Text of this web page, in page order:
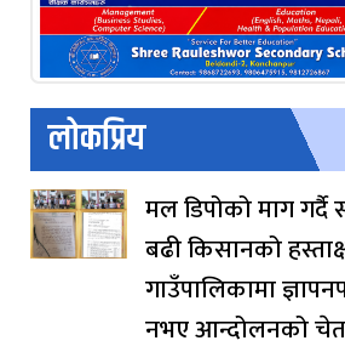
लोकप्रिय
मल डिपोको माग
बढी किसानको
गाउँपालिकामा
नभए आन्दोलनको